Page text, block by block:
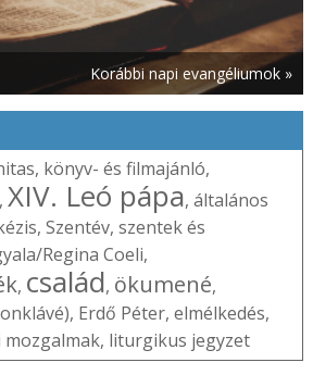
Korábbi napi evangéliumok »
, könyv- és filmajánló,
XIV. Leó pápa, általános
, Szentév, szentek és
Regina Coeli,
, család, ökumené,
, Erdő Péter, elmélkedés,
mozgalmak, liturgikus jegyzet